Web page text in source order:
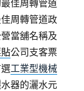
佳周轉管道
周轉管道政
當舖名稱及
公司支客票
工業型機械
器的灑水元